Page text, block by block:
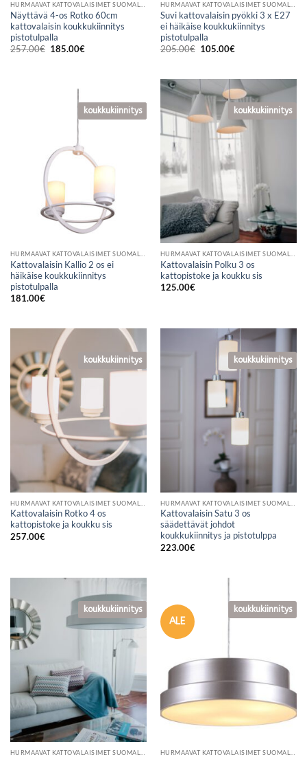
HURMAAVAT KATTOVALAISIMET SUOMALAISESTA VERKKOKAUPASTA
Näyttävä 4-os Rotko 60cm
kattovalaisin koukkukiinnitys
pistotulpalla
257.00€ Alkuperäinen
185.00€Nykyinen
HURMAAVAT KATTOVALAISIMET SUOMALAISESTA VERKKOKAUPASTA
Suvi kattovalaisin pyökki 3 x E27
ei häikäise koukkukiinnitys
pistotulpalla
205.00€ Alkuperäinen
105.00€Nykyinen
koukkukiinnitys
koukkukiinnitys
Kattovalaisin Kallio 2 os ei
häikäise koukkukiinnitys
pistotulpalla
181.00€
koukkukiinnitys
Kattovalaisin Polku 3 os
kattopistoke ja koukku sis
125.00€
koukkukiinnitys
koukkukiinnitys
Kattovalaisin Rotko 4 os
kattopistoke ja koukku sis
257.00€
koukkukiinnitys
Kattovalaisin Satu 3 os
säädettävät johdot
koukkukiinnitys ja pistotulppa
223.00€
koukkukiinnitys
koukkukiinnitys koukkukiinnitys
ALE